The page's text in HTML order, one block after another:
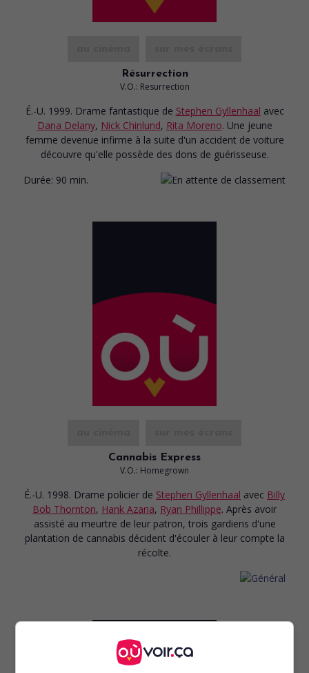
Résurrection
V.O.: Resurrection
É.-U. 1999. Drame fantastique de Stephen Gyllenhaal avec
Dana Delany, Nick Chinlund, Rita Moreno. Une jeune
femme devenue infirme à la suite d'un accident de voiture
découvre qu'elle possède des dons de guérisseuse.
Durée: 90 min.
Cannabis Express
V.O.: Homegrown
É.-U. 1998. Drame policier de Stephen Gyllenhaal avec Billy
Bob Thornton, Hank Azaria, Ryan Phillippe. Après avoir
assisté au meurtre de leur patron, trois gardiens d'une
plantation de cannabis décident d'écouler à leur compte la
récolte.